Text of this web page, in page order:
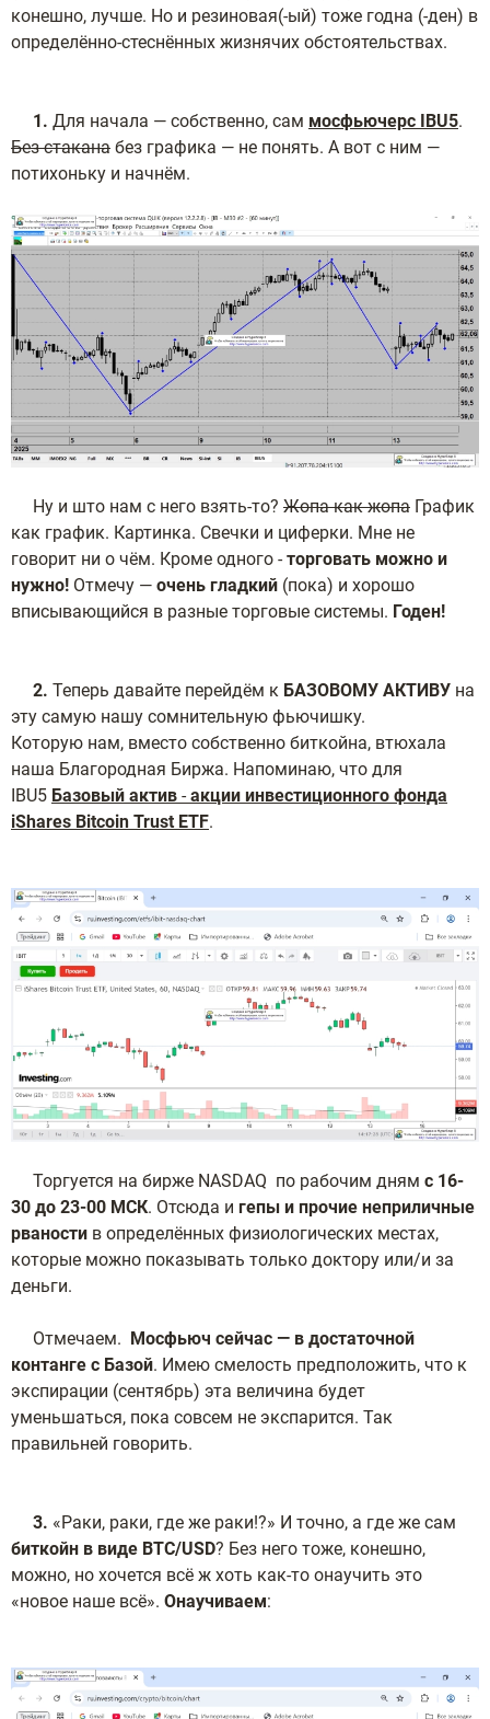
конешно, лучше. Но и резиновая(-ый) тоже годна (-ден) в
определённо-стеснённых жизнячих обстоятельствах.
1. Для начала — собственно, сам мосфьючерс IBU5.
Без стакана без графика — не понять. А вот с ним —
потихоньку и начнём.
Ну и што нам с него взять-то? Жопа как жопа График
как график. Картинка. Свечки и циферки. Мне не
говорит ни о чём. Кроме одного -торговать можно и
нужно! Отмечу — очень гладкий (пока) и хорошо
вписывающийся в разные торговые системы. Годен!
2. Теперь давайте перейдём к БАЗОВОМУ АКТИВУ на
эту самую нашу сомнительную фьючишку.
Которую нам, вместо собственно биткойна, втюхала
наша Благородная Биржа. Напоминаю, что для
IBU5 Базовый актив -акции инвестиционного фонда
iShares Bitcoin Trust ETF.
Торгуется на бирже NASDAQ по рабочим дням с 16-
30 до 23-00 МСК. Отсюда и гепы и прочие неприличные
рваности в определённых физиологических местах,
которые можно показывать только доктору или/и за
деньги.
Отмечаем. Мосфьюч сейчас — в достаточной
контанге с Базой. Имею смелость предположить, что к
экспирации (сентябрь) эта величина будет
уменьшаться, пока совсем не экспарится. Так
правильней говорить.
3. «Раки, раки, где же раки!?» И точно, а где же сам
биткойн в виде BTC/USD? Без него тоже, конешно,
можно, но хочется всё ж хоть как-то онаучить это
«новое наше всё». Онаучиваем: